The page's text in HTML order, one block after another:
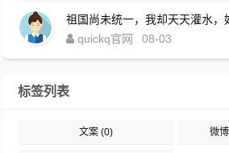
quickq官网
08-03
标签列表
文案 (0) 微